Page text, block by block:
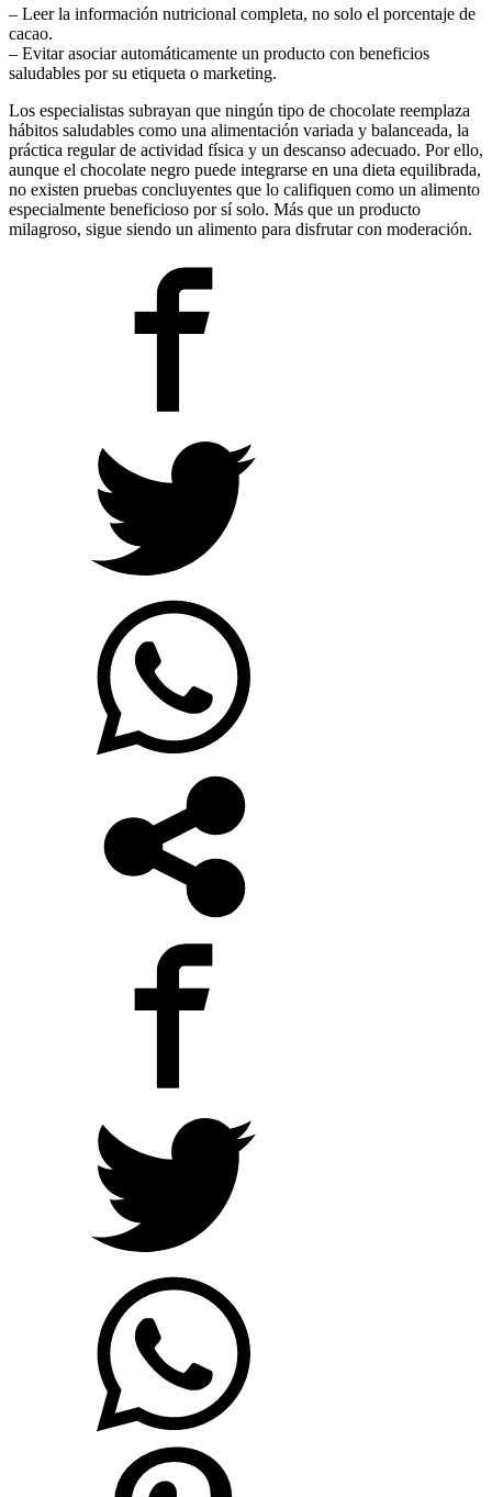
– Leer la información nutricional completa, no solo el porcentaje de
cacao.
– Evitar asociar automáticamente un producto con beneficios
saludables por su etiqueta o marketing.
Los especialistas subrayan que ningún tipo de chocolate reemplaza
hábitos saludables como una alimentación variada y balanceada, la
práctica regular de actividad física y un descanso adecuado. Por ello,
aunque el chocolate negro puede integrarse en una dieta equilibrada,
no existen pruebas concluyentes que lo califiquen como un alimento
especialmente beneficioso por sí solo. Más que un producto
milagroso, sigue siendo un alimento para disfrutar con moderación.